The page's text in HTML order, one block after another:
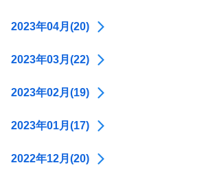
2023年04月(20)
2023年03月(22)
2023年02月(19)
2023年01月(17)
2022年12月(20)